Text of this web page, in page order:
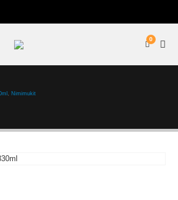
0
, Nimimukit